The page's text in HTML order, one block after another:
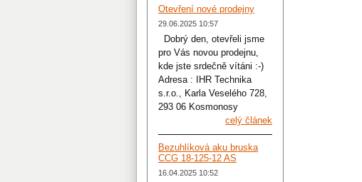
Otevření nové prodejny
29.06.2025 10:57
Dobrý den, otevřeli jsme
pro Vás novou prodejnu,
kde jste srdečně vítáni :-)
Adresa : IHR Technika
s.r.o., Karla Veselého 728,
293 06 Kosmonosy
celý článek
Bezuhlíková aku bruska
CCG 18-125-12 AS
16.04.2025 10:52